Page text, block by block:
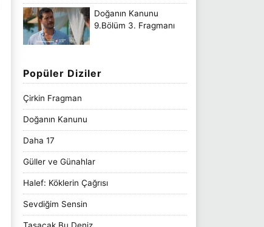
Doğanın Kanunu
9.Bölüm 3. Fragmanı
Popüler Diziler
Çirkin Fragman
Doğanın Kanunu
Daha 17
Güller ve Günahlar
Halef: Köklerin Çağrısı
Sevdiğim Sensin
Taşacak Bu Deniz